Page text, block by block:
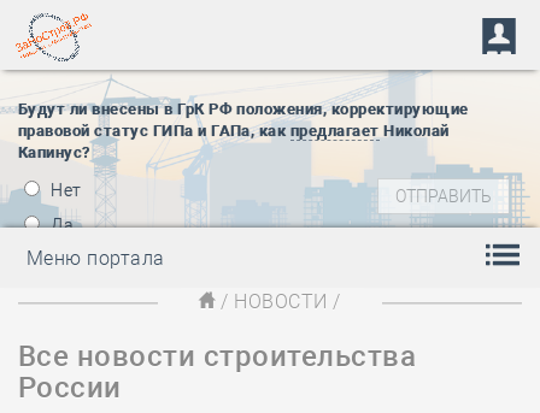
Будут ли внесены в ГрК РФ положения, корректирующие
правовой статус ГИПа и ГАПа, как предлагает Николай
Капинус?
Нет
Да
Меню портала
/ НОВОСТИ /
Все новости строительства
России